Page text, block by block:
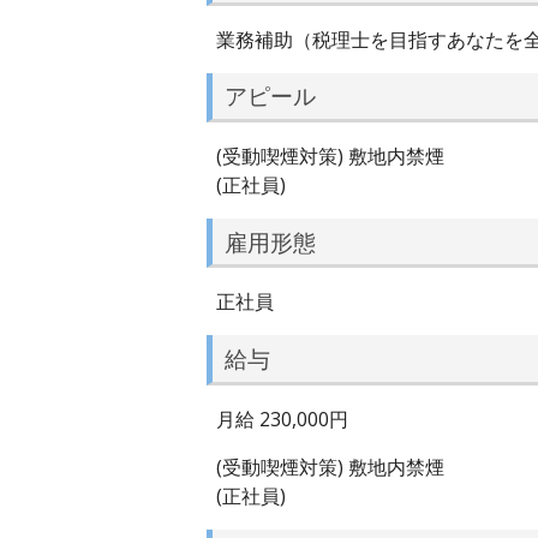
業務補助（税理士を目指すあなたを
アピール
(受動喫煙対策) 敷地内禁煙
(正社員)
雇用形態
正社員
給与
月給 230,000円
(受動喫煙対策) 敷地内禁煙
(正社員)